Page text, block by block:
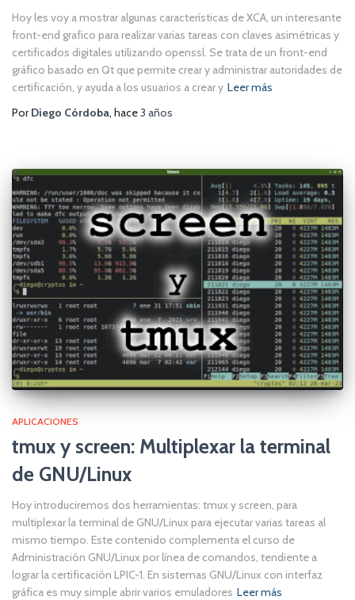
Hoy les voy a mostrar algunas características de XCA, un interesante
front-end grafico para realizar varias tareas con claves asimétricas y
certificados digitales utilizando openssl. Se trata de un front-end
gráfico basado en Qt que permite crear y administrar autoridades de
certificación, y ayuda a los usuarios a crear y Leer más
PorDiego Córdoba, hace3 años
APLICACIONES
tmux y screen: Multiplexar la terminal
de GNU/Linux
Hoy introduciremos dos herramientas: tmux y screen, para
multiplexar la terminal de GNU/Linux para ejecutar varias tareas al
mismo tiempo. Este contenido complementa el curso de
Administración GNU/Linux por línea de comandos, tendiente a
lograr la certificación LPIC-1. En sistemas GNU/Linux con interfaz
gráfica es muy simple abrir varios emuladores Leer más